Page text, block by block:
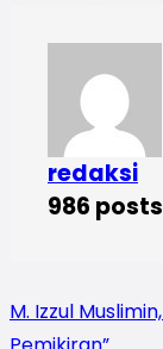
redaksi
986 posts
M. Izzul